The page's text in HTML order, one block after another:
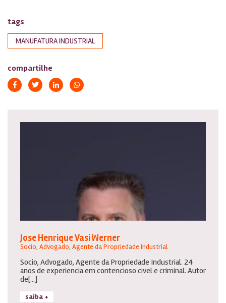
tags
MANUFATURA INDUSTRIAL
compartilhe
Jose Henrique Vasi Werner
Socio, Advogado, Agente da Propriedade Industrial
Socio, Advogado, Agente da Propriedade Industrial. 24
anos de experiencia em contencioso civel e criminal. Autor
de[...]
saiba +